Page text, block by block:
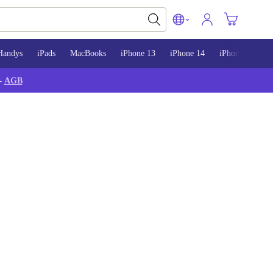
iPads MacBooks iPhone 13 iPhone 14 iPhone 15
AGB